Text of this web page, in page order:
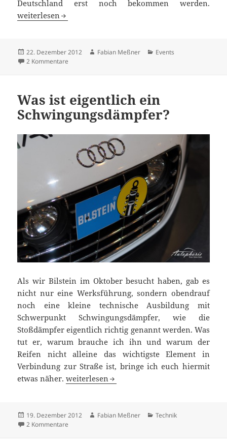
Deutschland erst noch bekommen werden.
Automobilkultur aus Kalifornien
weiterlesen
Veröffentlicht
am
22. Dezember 2012 Autor
Fabian Meßner Kategorien
Events
2 Kommentare
Was ist eigentlich ein
Schwingungsdämpfer?
Als wir Bilstein im Oktober besucht haben, gab es
nicht nur eine Werksführung, sondern obendrauf
noch eine kleine technische Ausbildung mit
Schwerpunkt Schwingungsdämpfer, wie die
Stoßdämpfer eigentlich richtig genannt werden. Was
tut er, warum brauche ich ihn und warum der
Reifen nicht alleine das wichtigste Element in
Verbindung zur Straße ist, bringe ich euch hiermit
etwas näher.Was ist eigentlich ein
weiterlesen
Veröffentlicht
am
19. Dezember 2012 Autor
Fabian Meßner Kategorien
Technik
2 Kommentare